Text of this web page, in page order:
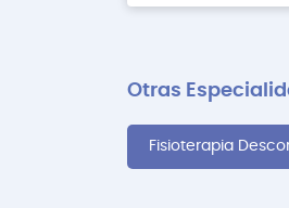
Otras
Fisioterapia